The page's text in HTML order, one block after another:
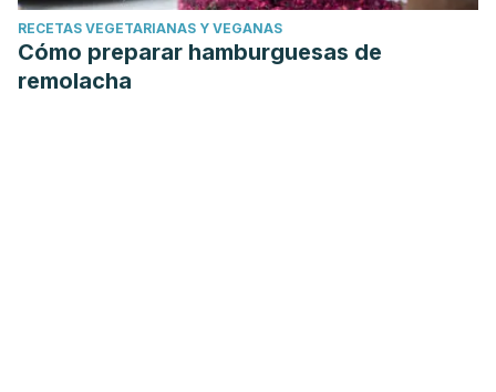
RECETAS VEGETARIANAS Y VEGANAS
Cómo preparar hamburguesas de
remolacha